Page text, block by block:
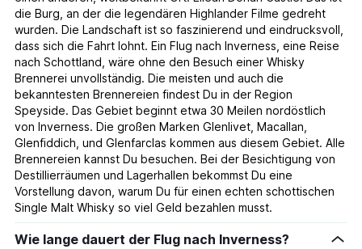
die Burg, an der die legendären Highlander Filme gedreht
wurden. Die Landschaft ist so faszinierend und eindrucksvoll,
dass sich die Fahrt lohnt. Ein Flug nach Inverness, eine Reise
nach Schottland, wäre ohne den Besuch einer Whisky
Brennerei unvollständig. Die meisten und auch die
bekanntesten Brennereien findest Du in der Region
Speyside. Das Gebiet beginnt etwa 30 Meilen nordöstlich
von Inverness. Die großen Marken Glenlivet, Macallan,
Glenfiddich, und Glenfarclas kommen aus diesem Gebiet. Alle
Brennereien kannst Du besuchen. Bei der Besichtigung von
Destillierräumen und Lagerhallen bekommst Du eine
Vorstellung davon, warum Du für einen echten schottischen
Single Malt Whisky so viel Geld bezahlen musst.
Wie lange dauert der Flug nach Inverness?